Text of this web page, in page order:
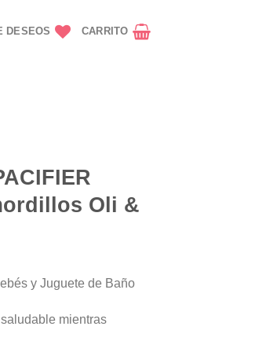
DESEOS CARRITO
Oli &
y Juguete de Baño
mientras